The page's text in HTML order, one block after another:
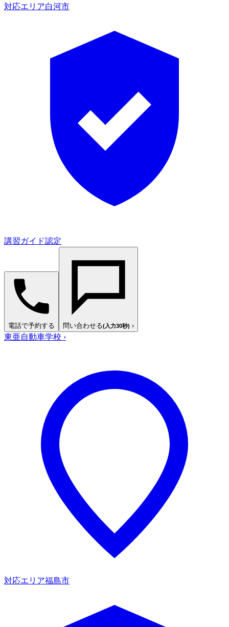
対応エリア白河市
講習ガイド認定
電話で予約する 問い合わせる(入力30秒) ›
東亜自動車学校 ›
対応エリア福島市